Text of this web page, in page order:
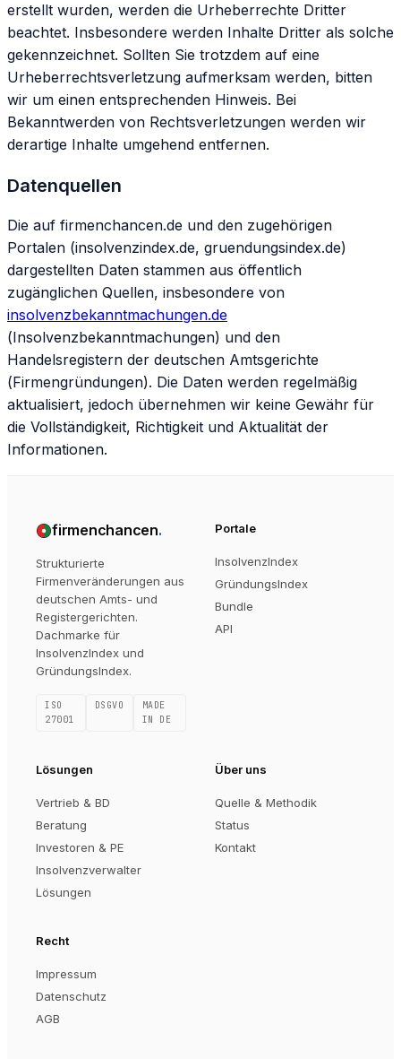
erstellt wurden, werden die Urheberrechte Dritter
beachtet. Insbesondere werden Inhalte Dritter als solche
gekennzeichnet. Sollten Sie trotzdem auf eine
Urheberrechtsverletzung aufmerksam werden, bitten
wir um einen entsprechenden Hinweis. Bei
Bekanntwerden von Rechtsverletzungen werden wir
derartige Inhalte umgehend entfernen.
Datenquellen
Die auf firmenchancen.de und den zugehörigen
Portalen (insolvenzindex.de, gruendungsindex.de)
dargestellten Daten stammen aus öffentlich
zugänglichen Quellen, insbesondere von
insolvenzbekanntmachungen.de
(Insolvenzbekanntmachungen) und den
Handelsregistern der deutschen Amtsgerichte
(Firmengründungen). Die Daten werden regelmäßig
aktualisiert, jedoch übernehmen wir keine Gewähr für
die Vollständigkeit, Richtigkeit und Aktualität der
Informationen.
firmenchancen.
Strukturierte
Firmenveränderungen aus
deutschen Amts- und
Registergerichten.
Dachmarke für
InsolvenzIndex und
GründungsIndex.
ISO
27001
DSGVO
MADE
IN DE
Portale
InsolvenzIndex
GründungsIndex
Bundle
API
Lösungen
Vertrieb & BD
Beratung
Investoren & PE
Insolvenzverwalter
Lösungen
Über uns
Quelle & Methodik
Status
Kontakt
Recht
Impressum
Datenschutz
AGB